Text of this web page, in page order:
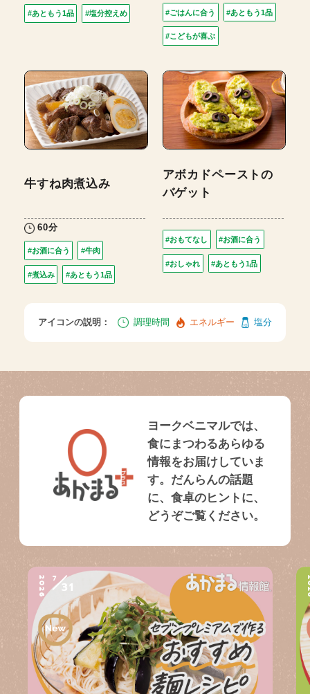
#あともう1品 #塩分控えめ #ごはんに合う #あともう1品
#こどもが喜ぶ
牛すね肉煮込み
60分
#お酒に合う #牛肉
#煮込み #あともう1品
アボカドペーストの
バゲット
#おもてなし #お酒に合う
#おしゃれ #あともう1品
アイコンの説明： 調理時間 エネルギー 塩分
ヨークベニマルでは、
食にまつわるあらゆる
情報をお届けしていま
す。だんらんの話題
に、食卓のヒントに、
どうぞご覧ください。
2026 7
31